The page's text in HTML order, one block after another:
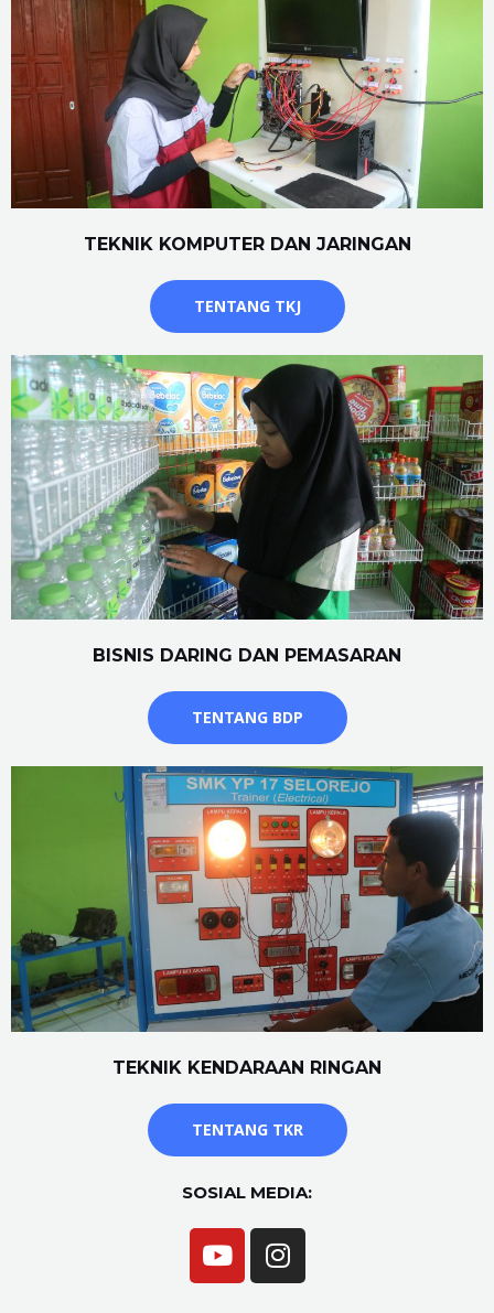
TEKNIK KOMPUTER DAN JARINGAN
TENTANG TKJ
BISNIS DARING DAN PEMASARAN
TENTANG BDP
TEKNIK KENDARAAN RINGAN
TENTANG TKR
SOSIAL MEDIA: